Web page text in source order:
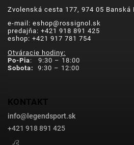
Zvolenská cesta 177, 974 05 Banská
e-mail: eshop@rossignol.sk
predajňa: +421 918 891 425
eshop: +421 917 781 754
Otváracie hodiny:
Po-Pia: 9:30 – 18:00
Sobota:
9:30 – 12:00
KONTAKT
info@ legendsport.sk
+421 918 891 425